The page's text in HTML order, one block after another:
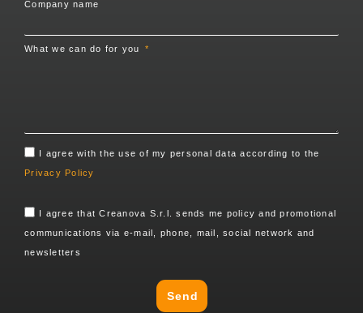
Company name
What we can do for you
I agree with the use of my personal data according to the
Privacy Policy
I agree that Creanova S.r.l. sends me policy and promotional
communications via e-mail, phone, mail, social network and
newsletters
Send